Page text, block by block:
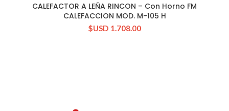
CALEFACTOR A LEÑA RINCON – Con Horno FM
CALEFACCION MOD. M-105 H
$USD 1.708.00